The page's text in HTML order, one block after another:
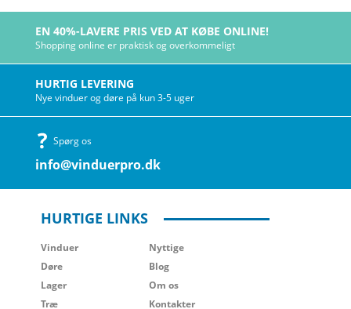
EN 40%-LAVERE PRIS VED AT KØBE ONLINE!
Shopping online er praktisk og overkommeligt
HURTIG LEVERING
Nye vinduer og døre på kun 3-5 uger
Spørg os
info@vinduerpro.dk
HURTIGE LINKS
Vinduer
Døre
Lager
Træ
Nyttige
Blog
Om os
Kontakter